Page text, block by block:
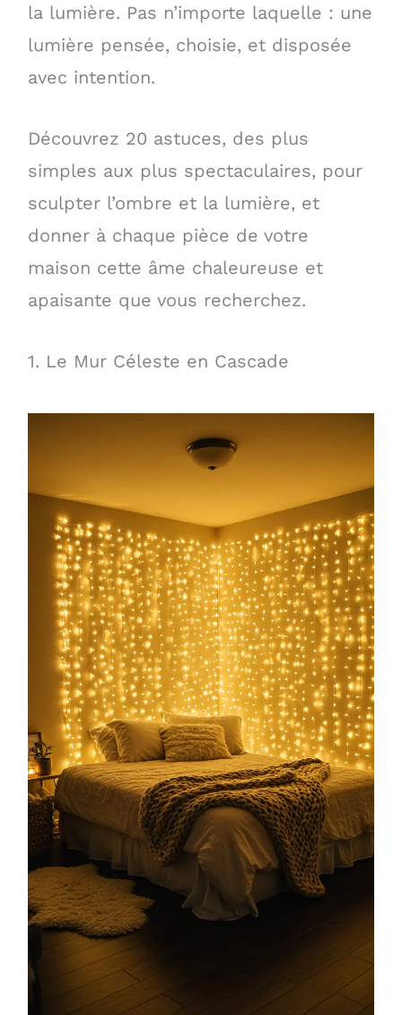
la lumière. Pas n’importe laquelle : une
lumière pensée, choisie, et disposée
avec intention.
Découvrez 20 astuces, des plus
simples aux plus spectaculaires, pour
sculpter l’ombre et la lumière, et
donner à chaque pièce de votre
maison cette âme chaleureuse et
apaisante que vous recherchez.
1. Le Mur Céleste en Cascade